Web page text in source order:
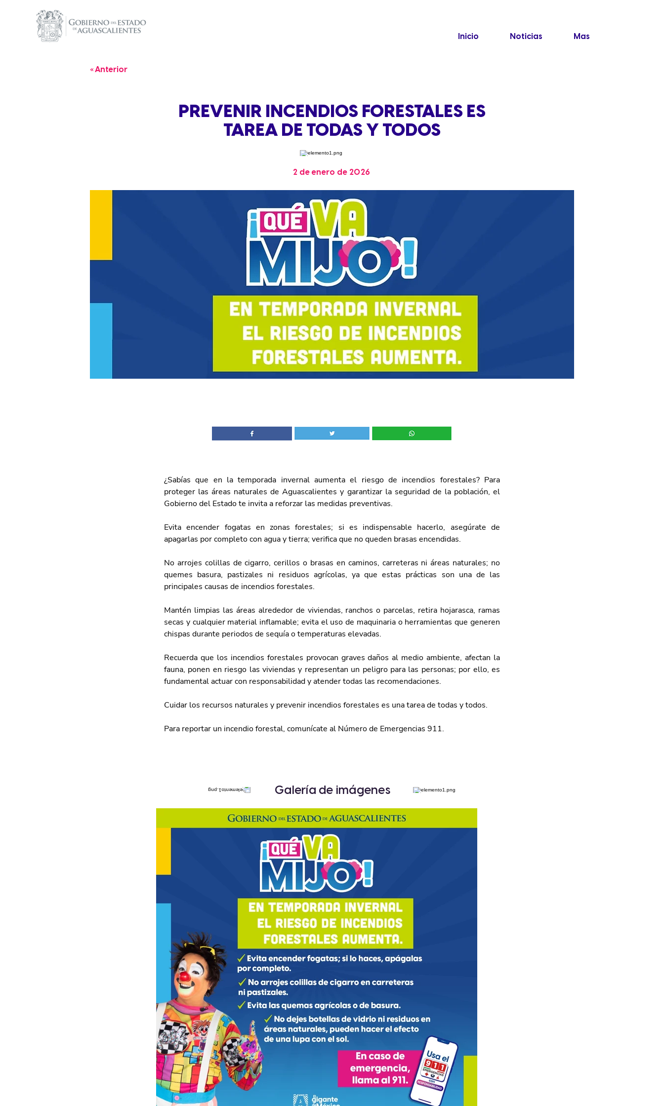
Inicio Noticias Mas
« Anterior
PREVENIR INCENDIOS FORESTALES ES
TAREA DE TODAS Y TODOS
2 de enero de 2026
¿Sabías que en la temporada invernal aumenta el riesgo de incendios forestales? Para
proteger las áreas naturales de Aguascalientes y garantizar la seguridad de la población, el
Gobierno del Estado te invita a reforzar las medidas preventivas.
Evita encender fogatas en zonas forestales; si es indispensable hacerlo, asegúrate de
apagarlas por completo con agua y tierra; verifica que no queden brasas encendidas.
No arrojes colillas de cigarro, cerillos o brasas en caminos, carreteras ni áreas naturales; no
quemes basura, pastizales ni residuos agrícolas, ya que estas prácticas son una de las
principales causas de incendios forestales.
Mantén limpias las áreas alrededor de viviendas, ranchos o parcelas, retira hojarasca, ramas
secas y cualquier material inflamable; evita el uso de maquinaria o herramientas que generen
chispas durante periodos de sequía o temperaturas elevadas.
Recuerda que los incendios forestales provocan graves daños al medio ambiente, afectan la
fauna, ponen en riesgo las viviendas y representan un peligro para las personas; por ello, es
fundamental actuar con responsabilidad y atender todas las recomendaciones.
Cuidar los recursos naturales y prevenir incendios forestales es una tarea de todas y todos.
Para reportar un incendio forestal, comunícate al Número de Emergencias 911.
Galería de imágenes